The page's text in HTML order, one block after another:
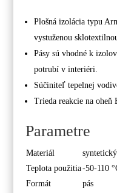
Plošná izolácia typu
vystuženou
Pásy sú vhodné k
potrubí v interiéri.
Súčiniteľ tepelnej
Trieda reakcie na oheň
Parametre
Materiál
Teplota použitia-50-110
Formát
pás